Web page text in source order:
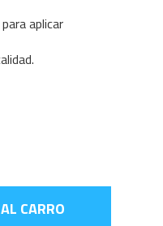
aplicar
CARRO